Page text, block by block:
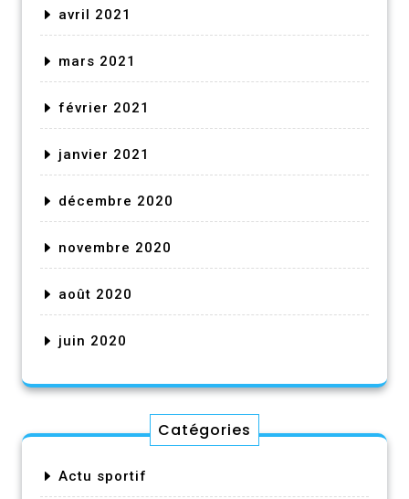
avril 2021
mars 2021
février 2021
janvier 2021
décembre 2020
novembre 2020
août 2020
juin 2020
Catégories
Actu sportif